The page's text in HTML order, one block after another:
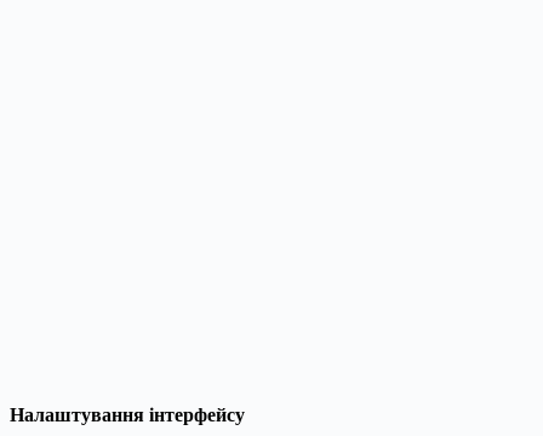
Налаштування інтерфейсу